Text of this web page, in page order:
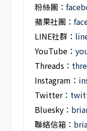
粉絲團：
蘋果社團：
LINE社群：
YouTube：
Threads：
Instagram：
Twitter：
Bluesky：
聯絡信箱：